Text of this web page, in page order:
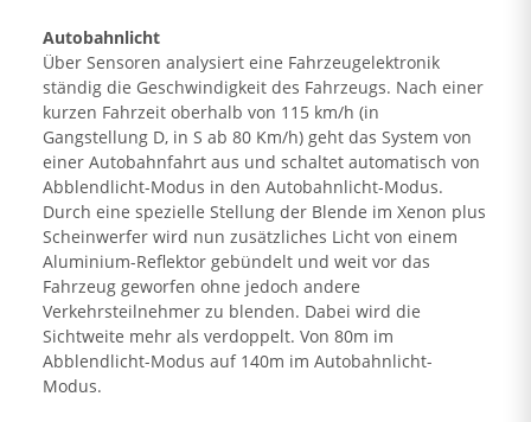
Autobahnlicht
Über Sensoren analysiert eine Fahrzeugelektronik
ständig die Geschwindigkeit des Fahrzeugs. Nach einer
kurzen Fahrzeit oberhalb von 115 km/h (in
Gangstellung D, in S ab 80 Km/h) geht das System von
einer Autobahnfahrt aus und schaltet automatisch von
Abblendlicht-Modus in den Autobahnlicht-Modus.
Durch eine spezielle Stellung der Blende im Xenon plus
Scheinwerfer wird nun zusätzliches Licht von einem
Aluminium-Reflektor gebündelt und weit vor das
Fahrzeug geworfen ohne jedoch andere
Verkehrsteilnehmer zu blenden. Dabei wird die
Sichtweite mehr als verdoppelt. Von 80m im
Abblendlicht-Modus auf 140m im Autobahnlicht-
Modus.